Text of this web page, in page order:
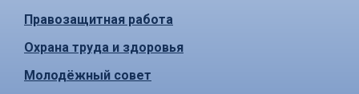
Правозащитная работа
Охрана труда и здоровья
Молодёжный совет